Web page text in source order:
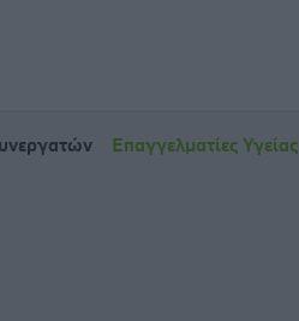
Επαγγελματίες Υγείας